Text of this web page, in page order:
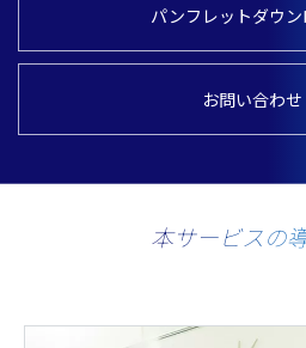
パンフレットダウ
お問い合わせ
本サービスの